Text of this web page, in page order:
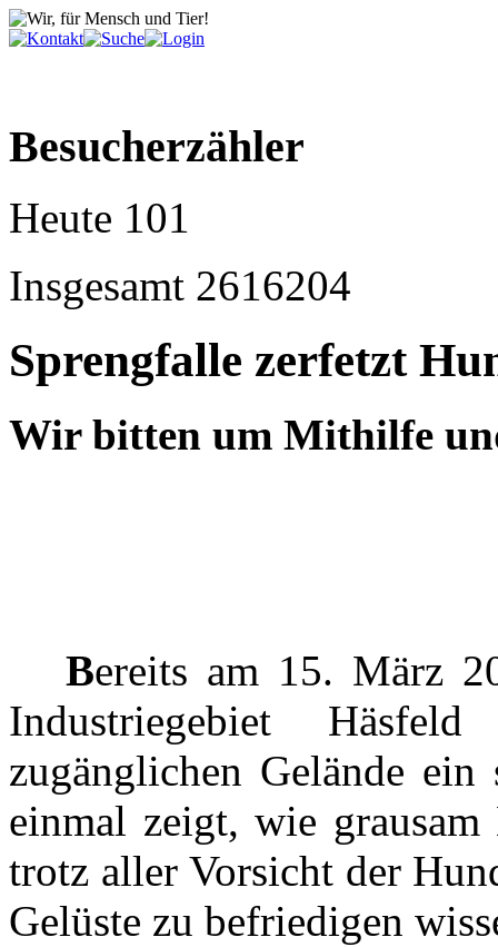
Besucherzähler
Heute 101
Insgesamt 2616204
Sprengfalle zerfetzt
Wir bitten um Mithilfe
Bereits am 15. März
Industriegebiet
zugänglichen Gelände
einmal zeigt, wie grausam
trotz aller Vorsicht der
Gelüste zu befriedigen